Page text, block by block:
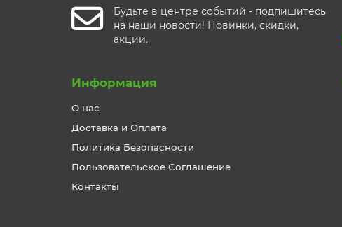
Будьте в центре событий - подпишитесь
на наши новости! Новинки, скидки,
акции.
Информация
О нас
Доставка и Оплата
Политика Безопасности
Пользовательское Соглашение
Контакты